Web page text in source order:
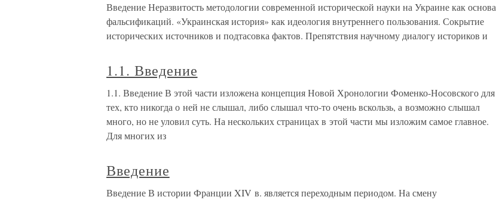
Введение Неразвитость методологии современной исторической науки на Украине как основа
фальсификаций. «Украинская история» как идеология внутреннего пользования. Сокрытие
исторических источников и подтасовка фактов. Препятствия научному диалогу историков и
1.1. Введение
1.1. Введение В этой части изложена концепция Новой Хронологии Фоменко-Носовского для
тех, кто никогда о ней не слышал, либо слышал что-то очень вскользь, а возможно слышал
много, но не уловил суть. На нескольких страницах в этой части мы изложим самое главное.
Для многих из
Введение
Введение В истории Франции XIV в. является переходным периодом. На смену